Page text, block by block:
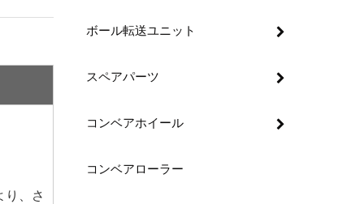
り、さ
ボール転送ユニット
スペアパーツ
コンベアホイール
コンベアローラー